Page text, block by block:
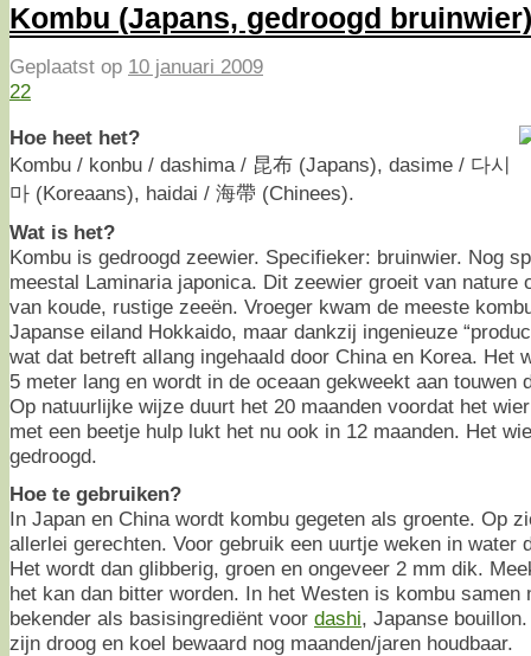
Kombu (Japans, gedroogd bruinwier)
Geplaatst op 10 januari 2009
22
Hoe heet het?
Kombu / konbu / dashima / 昆布 (Japans), dasime / 다시
마 (Koreaans), haidai / 海帶 (Chinees).
Wat is het?
Kombu is gedroogd zeewier. Specifieker: bruinwier. Nog
meestal Laminaria japonica. Dit zeewier groeit van nature
van koude, rustige zeeën. Vroeger kwam de meeste
Japanse eiland Hokkaido, maar dankzij ingenieuze
wat dat betreft allang ingehaald door China en Korea. Het
5 meter lang en wordt in de oceaan gekweekt aan touwen
Op natuurlijke wijze duurt het 20 maanden voordat het
met een beetje hulp lukt het nu ook in 12 maanden. Het
gedroogd.
Hoe te gebruiken?
In Japan en China wordt kombu gegeten als groente. Op
allerlei gerechten. Voor gebruik een uurtje weken in water
Het wordt dan glibberig, groen en ongeveer 2 mm dik.
het kan dan bitter worden. In het Westen is kombu samen
bekender als basisingrediënt voor dashi, Japanse
zijn droog en koel bewaard nog maanden/jaren houdbaar.